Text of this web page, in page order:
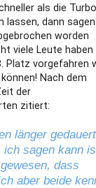
als die
lassen, dann sagen
worden
viele Leute haben
Platz vorgefahren
Nach dem
der
zitiert:
länger gedauert
ich sagen kann
dass
aber beide